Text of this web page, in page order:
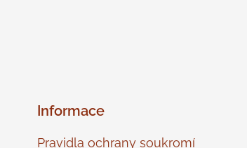
Informace
Pravidla ochrany soukromí